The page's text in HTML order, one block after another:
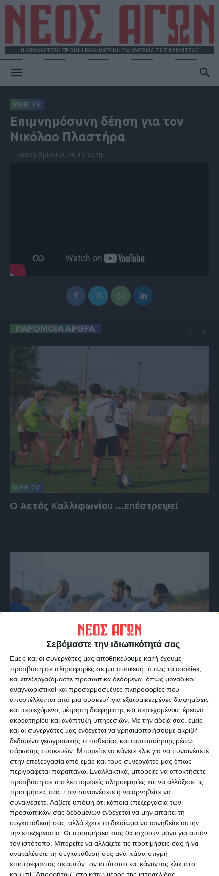
Σεβόμαστε την ιδιωτικότητά σας
Εμείς και οι συνεργάτες μας αποθηκεύουμε και/ή έχουμε
πρόσβαση σε πληροφορίες σε μια συσκευή, όπως τα cookies,
και επεξεργαζόμαστε προσωπικά δεδομένα, όπως μοναδικοί
αναγνωριστικοί και προσαρμοσμένες πληροφορίες που
αποστέλλονται από μια συσκευή για εξατομικευμένες διαφημίσεις
και περιεχόμενο, μέτρηση διαφήμισης και περιεχομένου, έρευνα
ακροατηρίου και ανάπτυξη υπηρεσιών. Με την άδειά σας, εμείς
και οι συνεργάτες μας ενδέχεται να χρησιμοποιήσουμε ακριβή
δεδομένα γεωγραφικής τοποθεσίας και ταυτοποίησης μέσω
σάρωσης συσκευών. Μπορείτε να κάνετε κλικ για να συναινέσετε
στην επεξεργασία από εμάς και τους συνεργάτες μας όπως
περιγράφεται παραπάνω. Εναλλακτικά, μπορείτε να αποκτήσετε
πρόσβαση σε πιο λεπτομερείς πληροφορίες και να αλλάξετε τις
προτιμήσεις σας πριν συναινέσετε ή να αρνηθείτε να
συναινέσετε. Λάβετε υπόψη ότι κάποια επεξεργασία των
προσωπικών σας δεδομένων ενδέχεται να μην απαιτεί τη
συγκατάθεσή σας, αλλά έχετε το δικαίωμα να αρνηθείτε αυτήν
την επεξεργασία. Οι προτιμήσεις σας θα ισχύουν μόνο για αυτόν
τον ιστότοπο. Μπορείτε να αλλάξετε τις προτιμήσεις σας ή να
ανακαλέσετε τη συγκατάθεσή σας ανά πάσα στιγμή
επιστρέφοντας σε αυτόν τον ιστότοπο και κάνοντας κλικ στο
κουμπί "Απορρήτου" στο κάτω μέρος της ιστοσελίδας.
Η ΑΡΧΑΙΟΤΕΡΗ ΠΡΩΪΝΗ ΚΑΘΗΜΕΡΙΝΗ ΕΦΗΜΕΡΙΔΑ ΤΗΣ ΚΑΡΔΙΤΣΑΣ
ΑΓΩΝ
WEB TV
Επιμνημόσυνη δέηση για τον
Νικόλαο Πλαστήρα
1 Δεκεμβρίου 2024, 11:10 πμ
ΠΑΡΟΜΟΙΑ ΑΡΘΡΑ
WEB TV
Ο Αετός Καλλιφωνίου ...επέστρεψε!
WEB TV
Προετοιμασία Δόξας Μασχολουρίου